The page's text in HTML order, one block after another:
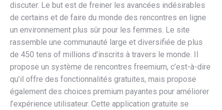
discuter. Le but est de freiner les avancées indésirables
de certains et de faire du monde des rencontres en ligne
un environnement plus sûr pour les femmes. Le site
rassemble une communauté large et diversifiée de plus
de 450 tens of millions d’inscrits à travers le monde. Il
propose un système de rencontres freemium, c’est-à-dire
qu’il offre des fonctionnalités gratuites, mais propose
également des choices premium payantes pour améliorer
l’expérience utilisateur. Cette application gratuite se